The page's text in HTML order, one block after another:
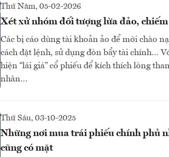
Thứ Năm, 05-02-2026
Xét xử nhóm đối tượng lừa đảo,
Các bị cáo dùng tài khoản ảo để mời chào
cách đặt lệnh, sử dụng đòn bẩy tài chính…
hiện “lái giá” cổ phiếu để kích thích lòng
nhân...
Thứ Sáu, 03-10-2025
Những nơi mua trái phiếu chính phủ
cũng có mặt